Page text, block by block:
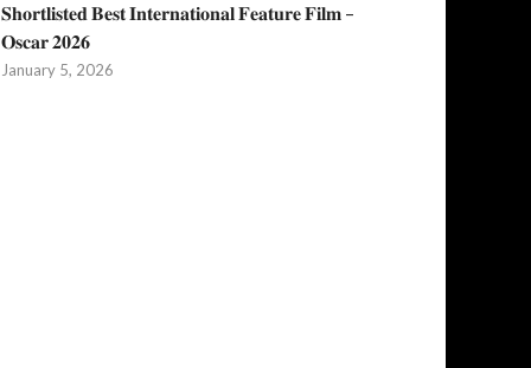
𝐒𝐡𝐨𝐫𝐭𝐥𝐢𝐬𝐭𝐞𝐝 𝐁𝐞𝐬𝐭 𝐈𝐧𝐭𝐞𝐫𝐧𝐚𝐭𝐢𝐨𝐧𝐚𝐥 𝐅𝐞𝐚𝐭𝐮𝐫𝐞 𝐅𝐢𝐥𝐦 –
𝐎𝐬𝐜𝐚𝐫 𝟐𝟎𝟐𝟔
January 5, 2026